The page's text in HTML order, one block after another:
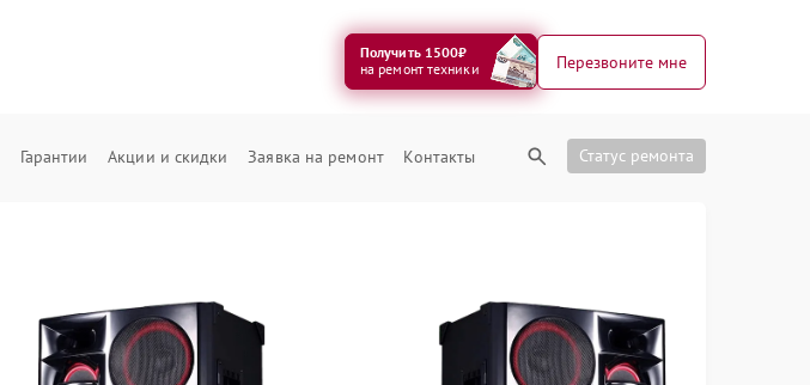
Получить 1500₽
на ремонт техники
Перезвоните мне
Гарантии Акции и скидки Заявка на ремонт Контакты Статус ремонта